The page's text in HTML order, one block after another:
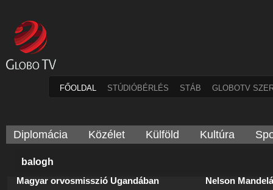
FŐOLDAL STÚDIÓBÉRLÉS STÁB GLOBOTV
Diplomácia Közélet Külföld Kultúra
balogh
Magyar orvosmisszió Ugandában Nelson